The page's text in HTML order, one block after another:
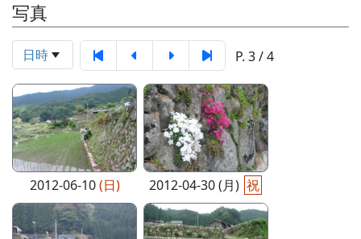
写真
日時 P. 3 / 4
2012-06-10(日) 2012-04-30 (月) 祝